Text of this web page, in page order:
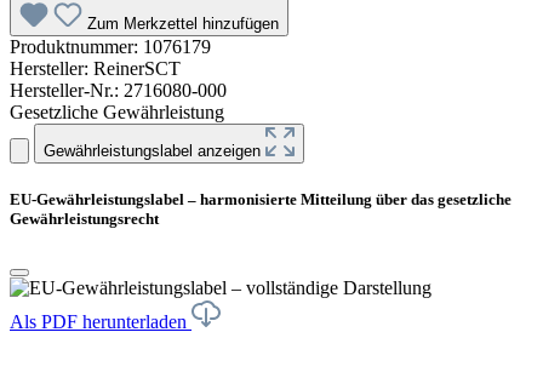
Zum Merkzettel hinzufügen
Produktnummer: 1076179
Hersteller: ReinerSCT
Hersteller-Nr.: 2716080-000
Gesetzliche Gewährleistung
Gewährleistungslabel anzeigen
EU-Gewährleistungslabel – harmonisierte Mitteilung über das gesetzliche
Gewährleistungsrecht
Als PDF herunterladen